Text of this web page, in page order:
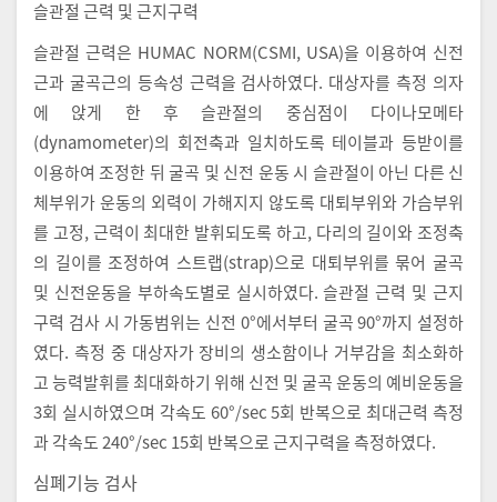
슬관절 근력 및 근지구력
슬관절 근력은 HUMAC NORM(CSMI, USA)을 이용하여 신전
근과 굴곡근의 등속성 근력을 검사하였다. 대상자를 측정 의자
에 앉게 한 후 슬관절의 중심점이 다이나모메타
(dynamometer)의 회전축과 일치하도록 테이블과 등받이를
이용하여 조정한 뒤 굴곡 및 신전 운동 시 슬관절이 아닌 다른 신
체부위가 운동의 외력이 가해지지 않도록 대퇴부위와 가슴부위
를 고정, 근력이 최대한 발휘되도록 하고, 다리의 길이와 조정축
의 길이를 조정하여 스트랩(strap)으로 대퇴부위를 묶어 굴곡
및 신전운동을 부하속도별로 실시하였다. 슬관절 근력 및 근지
구력 검사 시 가동범위는 신전 0°에서부터 굴곡 90°까지 설정하
였다. 측정 중 대상자가 장비의 생소함이나 거부감을 최소화하
고 능력발휘를 최대화하기 위해 신전 및 굴곡 운동의 예비운동을
3회 실시하였으며 각속도 60°/sec 5회 반복으로 최대근력 측정
과 각속도 240°/sec 15회 반복으로 근지구력을 측정하였다.
심폐기능 검사